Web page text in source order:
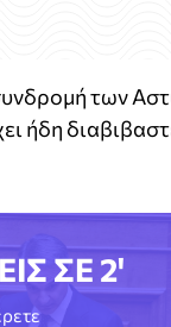
των
ήδη
ΣΕ 2'